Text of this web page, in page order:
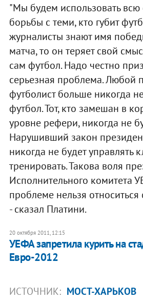
"Мы будем использовать всю
борьбы с теми, кто губит
журналисты знают имя
матча, то он теряет свой
сам футбол. Надо честно
серьезная проблема. Любой
футболист больше никогда
футбол. Тот, кто замешан в
уровне рефери, никогда не
Нарушивший закон
никогда не будет управлять
тренировать. Такова воля
Исполнительного комитета
проблеме нельзя относиться
- сказал Платини.
20 октября 2011, 12:15
УЕФА запретила курить на
Евро-2012
ИСТОЧНИК: МОСТ-ХАРЬКОВ